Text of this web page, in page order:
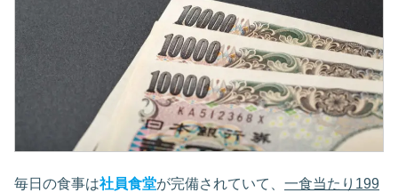
毎日の食事は社員食堂が完備されていて、 一食当たり199